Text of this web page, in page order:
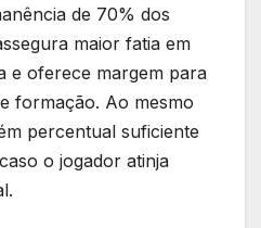
de 70% dos
maior fatia em
e oferece margem para
formação. Ao mesmo
percentual suficiente
o jogador atinja